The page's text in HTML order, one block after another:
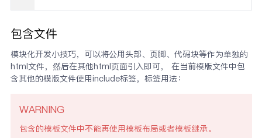
包含文件
模块化开发小技巧，可以将公用头部、页脚、代码块等作为单独的
html文件，然后在其他html页面引入即可， 在当前模版文件中包
含其他的模版文件使用include标签，标签用法：
WARNING
包含的模板文件中不能再使用模板布局或者模板继承。